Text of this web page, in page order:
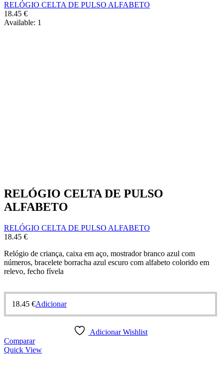
RELÓGIO CELTA DE PULSO ALFABETO
18.45 €
Available: 1
RELÓGIO CELTA DE PULSO
ALFABETO
RELÓGIO CELTA DE PULSO ALFABETO
18.45 €
Relógio de criança, caixa em aço, mostrador branco azul com
números, bracelete borracha azul escuro com alfabeto colorido em
relevo, fecho fívela
18.45 €Adicionar
Adicionar Wishlist
Comparar
Quick View